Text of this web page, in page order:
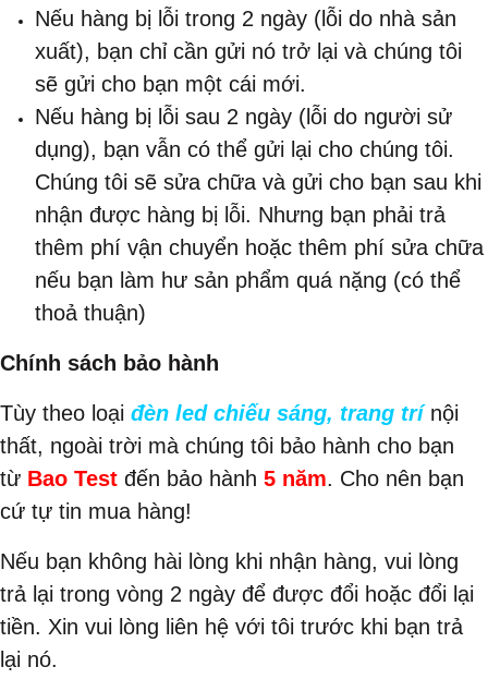
Nếu hàng bị lỗi trong 2 ngày (lỗi do nhà sản
xuất), bạn chỉ cần gửi nó trở lại và chúng tôi
sẽ gửi cho bạn một cái mới.
Nếu hàng bị lỗi sau 2 ngày (lỗi do người sử
dụng), bạn vẫn có thể gửi lại cho chúng tôi.
Chúng tôi sẽ sửa chữa và gửi cho bạn sau khi
nhận được hàng bị lỗi. Nhưng bạn phải trả
thêm phí vận chuyển hoặc thêm phí sửa chữa
nếu bạn làm hư sản phẩm quá nặng (có thể
thoả thuận)
Chính sách bảo hành
Tùy theo loại đèn led chiếu sáng, trang trí nội
thất, ngoài trời mà chúng tôi bảo hành cho bạn
từ Bao Test đến bảo hành 5 năm. Cho nên bạn
cứ tự tin mua hàng!
Nếu bạn không hài lòng khi nhận hàng, vui lòng
trả lại trong vòng 2 ngày để được đổi hoặc đổi lại
tiền. Xin vui lòng liên hệ với tôi trước khi bạn trả
lại nó.